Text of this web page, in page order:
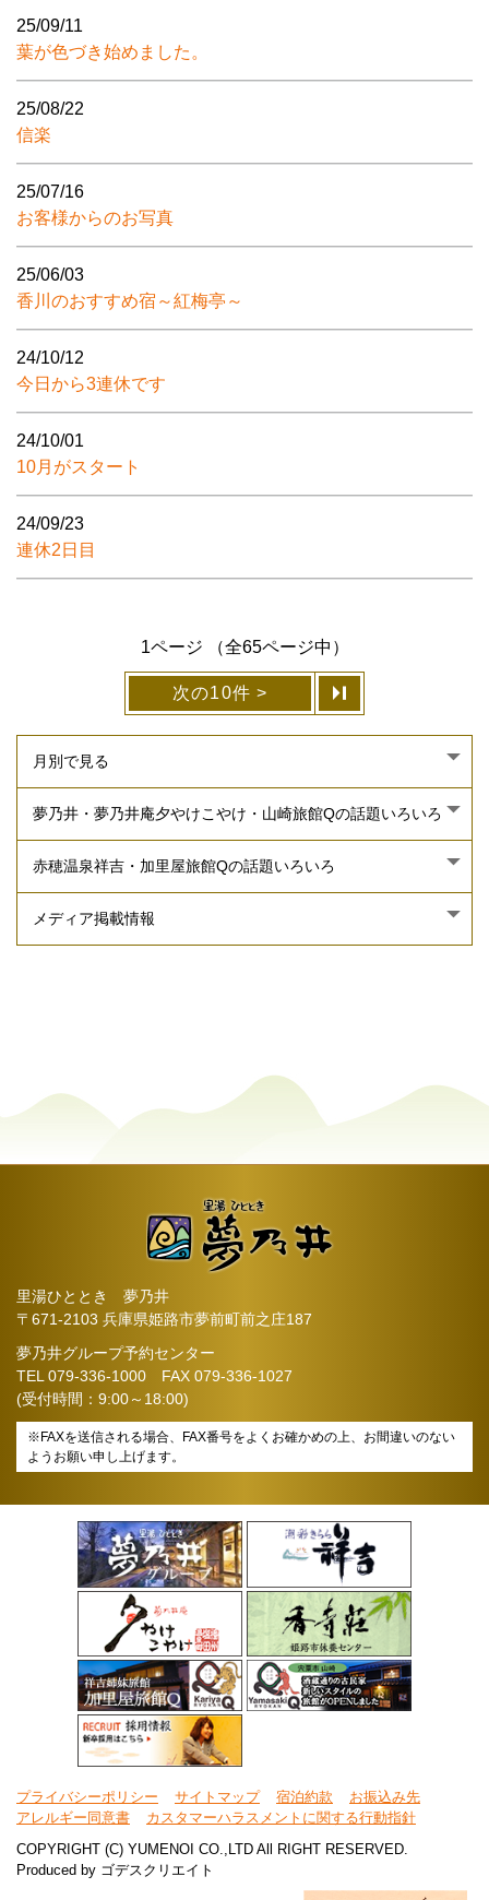
25/09/11
葉が色づき始めました。
25/08/22
信楽
25/07/16
お客様からのお写真
25/06/03
香川のおすすめ宿～紅梅亭～
24/10/12
今日から3連休です
24/10/01
10月がスタート
24/09/23
連休2日目
1ページ （全65ページ中）
次の10件
里湯ひととき 夢乃井
〒671-2103 兵庫県姫路市夢前町前之庄187
夢乃井グループ予約センター
TEL079-336-1000 FAX 079-336-1027
(受付時間：9:00～18:00)
※FAXを送信される場合、FAX番号をよくお確かめの上、お間違いのない
ようお願い申し上げます。
プライバシーポリシー サイトマップ 宿泊約款
お振込み先
アレルギー同意書
カスタマーハラスメントに関する行動指針
COPYRIGHT (C) YUMENOI CO.,LTD All RIGHT RESERVED.
Produced by ゴデスクリエイト